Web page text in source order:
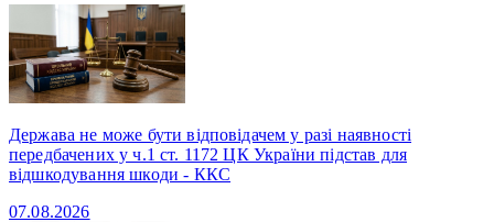
Держава не може бути відповідачем у разі наявності
передбачених у ч.1 ст. 1172 ЦК України підстав для
відшкодування шкоди - ККС
07.08.2026